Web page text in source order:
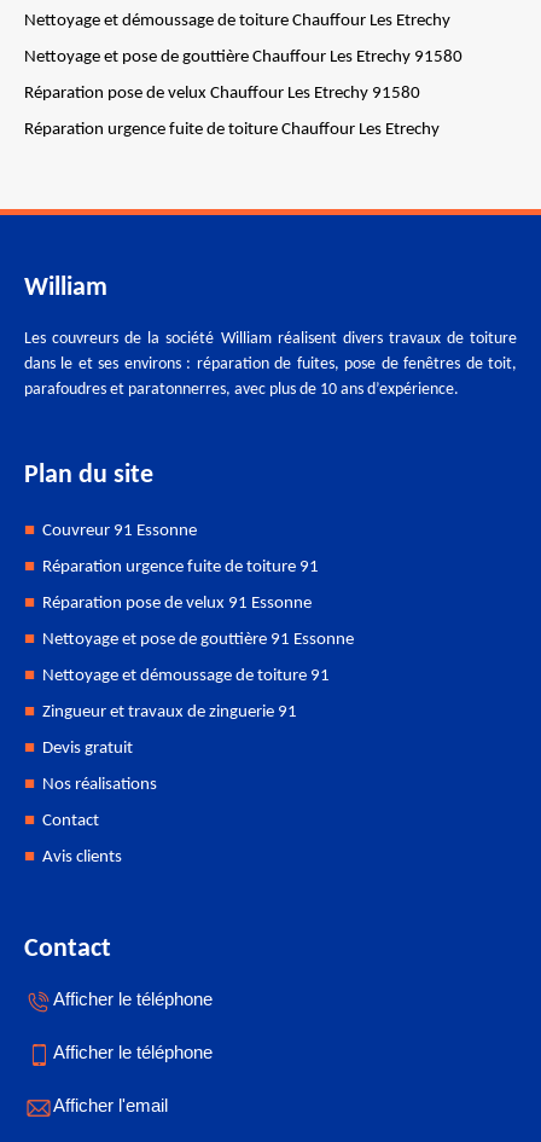
Nettoyage et démoussage de toiture Chauffour Les Etrechy
Nettoyage et pose de gouttière Chauffour Les Etrechy 91580
Réparation pose de velux Chauffour Les Etrechy 91580
Réparation urgence fuite de toiture Chauffour Les Etrechy
William
Les couvreurs de la société William réalisent divers travaux de toiture
dans le et ses environs : réparation de fuites, pose de fenêtres de toit,
parafoudres et paratonnerres, avec plus de 10 ans d’expérience.
Plan du site
Couvreur 91 Essonne
Réparation urgence fuite de toiture 91
Réparation pose de velux 91 Essonne
Nettoyage et pose de gouttière 91 Essonne
Nettoyage et démoussage de toiture 91
Zingueur et travaux de zinguerie 91
Devis gratuit
Nos réalisations
Contact
Avis clients
Contact
Afficher le téléphone
Afficher le téléphone
Afficher l'email